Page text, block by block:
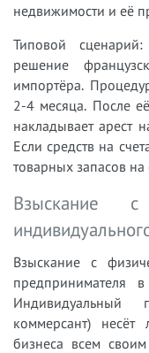
недвижимости и её
Типовой
решение
импортёра.
2-4 месяца. После
накладывает арест
Если средств на
товарных запасов на
Взыскание
Взыскание с
предпринимателя
Индивидуальный
коммерсант) несёт
бизнеса всем